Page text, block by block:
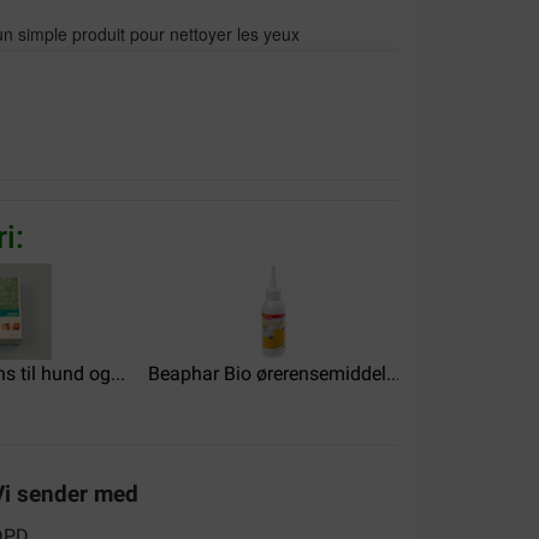
simple produit pour nettoyer les yeux
ne décolle pas les croutes, odeur agréable
til hund og... Beaphar Bio ørerensemiddel...
sender med